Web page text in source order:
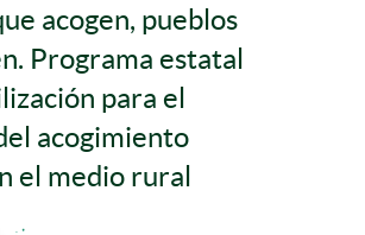
acogen, pueblos
Programa estatal
para el
acogimiento
el medio rural